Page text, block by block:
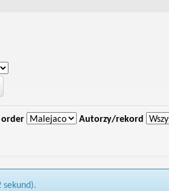
order Autorzy/rekord
sekund).